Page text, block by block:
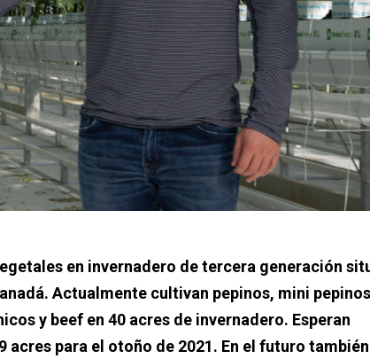
en invernadero de tercera generación
Actualmente cultivan pepinos, mini
y beef en 40 acres de invernadero. Esperan
acres para el otoño de 2021. En el futuro también